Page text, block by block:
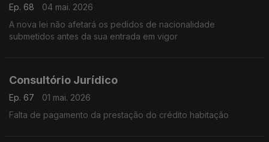
Ep. 68
04 mai. 2026
A nova lei não afetará os pedidos de nacionalidade
submetidos antes da sua entrada em vigor
Consultório Jurídico
Ep. 67
01 mai. 2026
Falta de pagamento da prestação do crédito habitação